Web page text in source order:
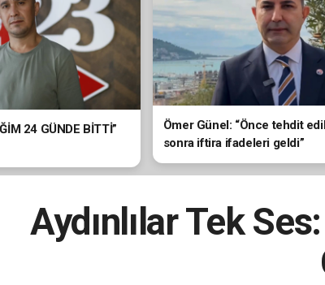
24 GÜNDE BİTTİ”
Ömer Günel: “Önce tehdit
sonra iftira ifadeleri geldi”
Aydınlılar Tek